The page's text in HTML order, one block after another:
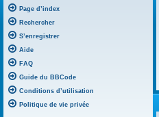
Page d’index
Rechercher
S’enregistrer
Aide
FAQ
Guide du BBCode
Conditions d’utilisation
Politique de vie privée